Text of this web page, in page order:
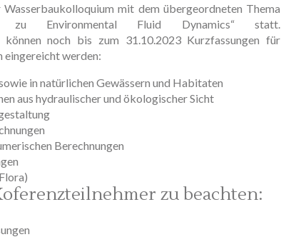
mit dem übergeordneten Thema
zu Environmental Fluid Dynamics“ statt.
können noch bis zum 31.10.2023 Kurzfassungen für
eingereicht werden:
in natürlichen Gewässern und Habitaten
aus hydraulischer und ökologischer Sicht
Berechnungen
zu beachten: